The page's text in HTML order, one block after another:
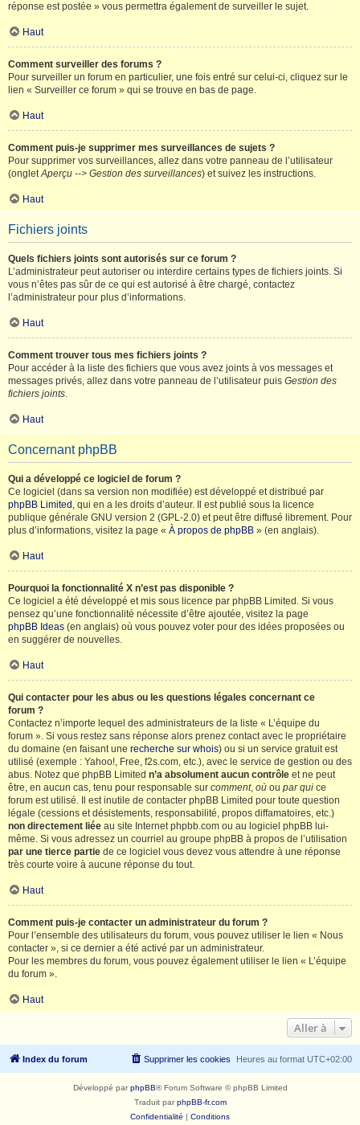
réponse est postée » vous permettra également de surveiller le sujet.
Haut
Comment surveiller des forums ?
Pour surveiller un forum en particulier, une fois entré sur celui-ci, cliquez sur le
lien « Surveiller ce forum » qui se trouve en bas de page.
Haut
Comment puis-je supprimer mes surveillances de sujets ?
Pour supprimer vos surveillances, allez dans votre panneau de l’utilisateur
(ongletAperçu --> Gestion des surveillances) et suivez les instructions.
Haut
Fichiers joints
Quels fichiers joints sont autorisés sur ce forum ?
L’administrateur peut autoriser ou interdire certains types de fichiers joints. Si
vous n’êtes pas sûr de ce qui est autorisé à être chargé, contactez
l’administrateur pour plus d’informations.
Haut
Comment trouver tous mes fichiers joints ?
Pour accéder à la liste des fichiers que vous avez joints à vos messages et
messages privés, allez dans votre panneau de l’utilisateur puis Gestion des
fichiers joints.
Haut
Concernant phpBB
Qui a développé ce logiciel de forum ?
Ce logiciel (dans sa version non modifiée) est développé et distribué par
phpBB Limited , qui en a les droits d’auteur. Il est publié sous la licence
publique générale GNU version 2 (GPL-2.0) et peut être diffusé librement. Pour
plus d’informations, visitez la page « À propos de phpBB » (en anglais).
Haut
Pourquoi la fonctionnalité X n’est pas disponible ?
Ce logiciel a été développé et mis sous licence par phpBB Limited. Si vous
pensez qu’une fonctionnalité nécessite d’être ajoutée, visitez la page
phpBB Ideas (en anglais) où vous pouvez voter pour des idées proposées ou
en suggérer de nouvelles.
Haut
Qui contacter pour les abus ou les questions légales concernant ce
forum ?
Contactez n’importe lequel des administrateurs de la liste « L’équipe du
forum ». Si vous restez sans réponse alors prenez contact avec le propriétaire
du domaine (en faisant une recherche sur whois) ou si un service gratuit est
utilisé (exemple : Yahoo!, Free, f2s.com, etc.), avec le service de gestion ou des
abus. Notez que phpBB Limited n’a absolument aucun contrôle et ne peut
être, en aucun cas, tenu pour responsable sur comment, où ou par qui ce
forum est utilisé. Il est inutile de contacter phpBB Limited pour toute question
légale (cessions et désistements, responsabilité, propos diffamatoires, etc.)
non directement liée au site Internet phpbb.com ou au logiciel phpBB lui-
même. Si vous adressez un courriel au groupe phpBB à propos de l’utilisation
par une tierce partie de ce logiciel vous devez vous attendre à une réponse
très courte voire à aucune réponse du tout.
Haut
Comment puis-je contacter un administrateur du forum ?
Pour l’ensemble des utilisateurs du forum, vous pouvez utiliser le lien « Nous
contacter », si ce dernier a été activé par un administrateur.
Pour les membres du forum, vous pouvez également utiliser le lien « L’équipe
du forum ».
Haut
Aller à
Index du forum Heures au format UTC+02:00
Supprimer les cookies
Développé parphpBB® Forum Software © phpBB Limited
Traduit parphpBB-fr.com
Confidentialité | Conditions